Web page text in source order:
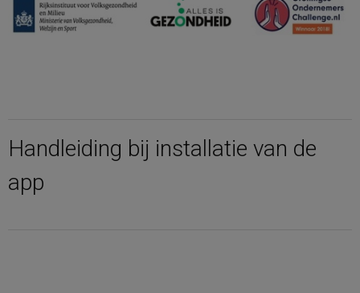
Handleiding bij installatie van de
app